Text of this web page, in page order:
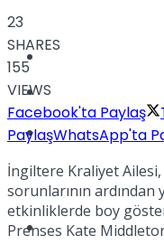
Kadınca
Dünya
Spor
Podcast
23
SHARES
155
VIEWS
Facebook'ta Paylaş
PaylaşWhatsApp'ta
İngiltere Kraliyet
sorunlarının
etkinliklerde boy
Prenses Kate